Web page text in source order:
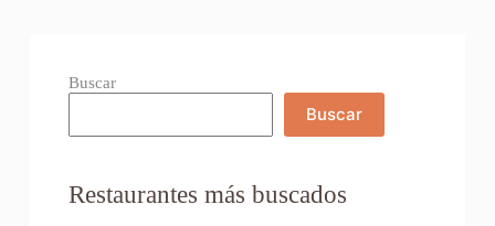
Buscar
Buscar
Restaurantes más buscados